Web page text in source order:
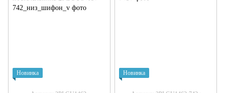
Новинка Новинка